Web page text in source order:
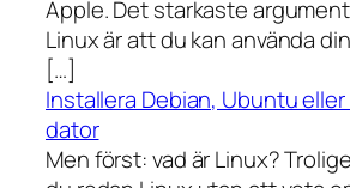
Apple. Det starkaste
Linux är att du kan använda
[…]
Installera Debian, Ubuntu
dator
Men först: vad är Linux?